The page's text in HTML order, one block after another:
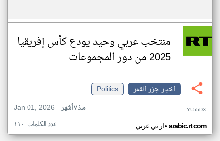
منتخب عربي وحيد يودع كأس إفريقيا
2025 من دور المجموعات
اخبار جزر القمر
Politics
Jan 01, 2026
منذ ٧ أشهر YU55DX
ار تي عربي• arabic.rt.com عدد الكلمات: ١١٠